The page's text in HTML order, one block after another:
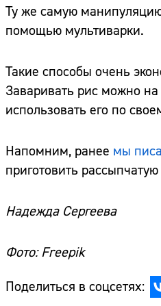
Ту же самую
помощью мультиварки.
Такие способы очень
Заваривать рис можно на
использовать его по
Напомним, ранее мы
приготовить
Надежда Сергеева
Фото: Freepik
Поделиться в соцсетях: